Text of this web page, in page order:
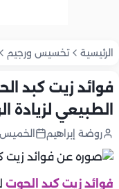
الرئيسية تخسيس ورجيم
فوائد زيت كبد
الطبيعي
روضة إبراهيم الخميس , 14 أغسطس 2025
فوائد زيت كبد الحوت